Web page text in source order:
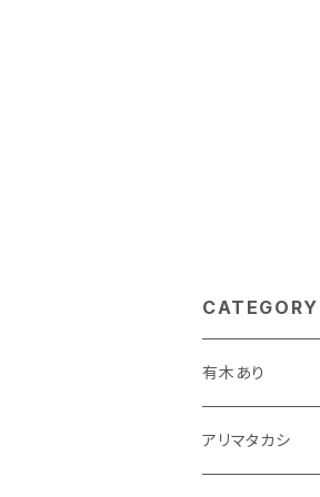
CATEGORY
有木あり
個展「ありチクラ」
アリマタカシ